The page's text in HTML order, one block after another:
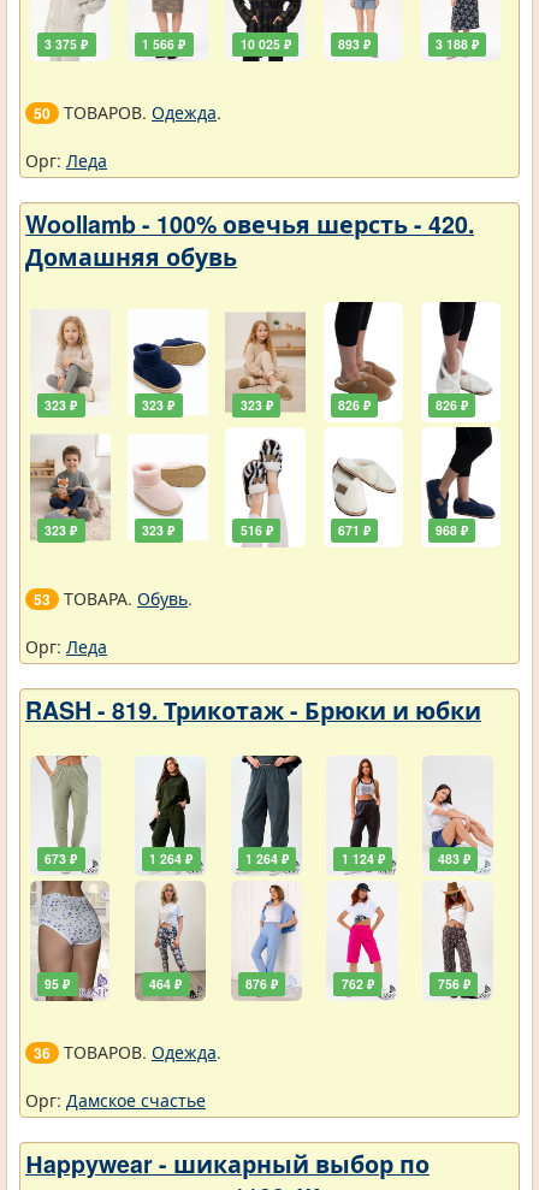
3 375 ₽ 1 566 ₽ 10 025 ₽ 893 ₽ 3 188 ₽
50 ТОВАРОВ. Одежда.
Орг: Леда
Woollamb - 100% овечья шерсть - 420.
Домашняя обувь
323 ₽
323 ₽
323 ₽
323 ₽
323 ₽
516 ₽
826 ₽
671 ₽
826 ₽
968 ₽
53 ТОВАРА. Обувь.
Орг: Леда
RASH - 819. Трикотаж - Брюки и юбки
673 ₽
95 ₽
1 264 ₽
464 ₽
1 264 ₽
876 ₽
1 124 ₽
762 ₽
483 ₽
756 ₽
36 ТОВАРОВ. Одежда.
Орг: Дамское счастье
Нappywear - шикарный выбор по